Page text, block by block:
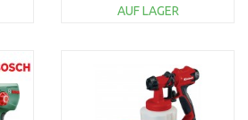
AUF LAGER
Vergleichen